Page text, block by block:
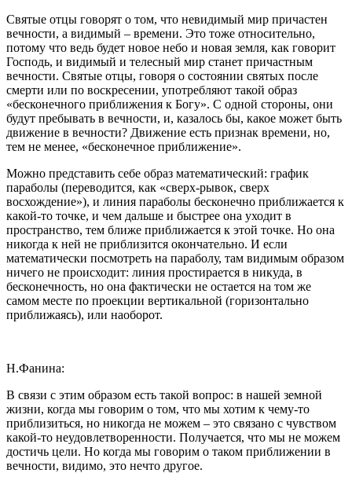
Святые отцы говорят о том, что невидимый мир причастен
вечности, а видимый – времени. Это тоже относительно,
потому что ведь будет новое небо и новая земля, как говорит
Господь, и видимый и телесный мир станет причастным
вечности. Святые отцы, говоря о состоянии святых после
смерти или по воскресении, употребляют такой образ
«бесконечного приближения к Богу». С одной стороны, они
будут пребывать в вечности, и, казалось бы, какое может быть
движение в вечности? Движение есть признак времени, но,
тем не менее, «бесконечное приближение».
Можно представить себе образ математический: график
параболы (переводится, как «сверх-рывок, сверх
восхождение»), и линия параболы бесконечно приближается к
какой-то точке, и чем дальше и быстрее она уходит в
пространство, тем ближе приближается к этой точке. Но она
никогда к ней не приблизится окончательно. И если
математически посмотреть на параболу, там видимым образом
ничего не происходит: линия простирается в никуда, в
бесконечность, но она фактически не остается на том же
самом месте по проекции вертикальной (горизонтально
приближаясь), или наоборот.
Н.Фанина:
В связи с этим образом есть такой вопрос: в нашей земной
жизни, когда мы говорим о том, что мы хотим к чему-то
приблизиться, но никогда не можем – это связано с чувством
какой-то неудовлетворенности. Получается, что мы не можем
достичь цели. Но когда мы говорим о таком приближении в
вечности, видимо, это нечто другое.